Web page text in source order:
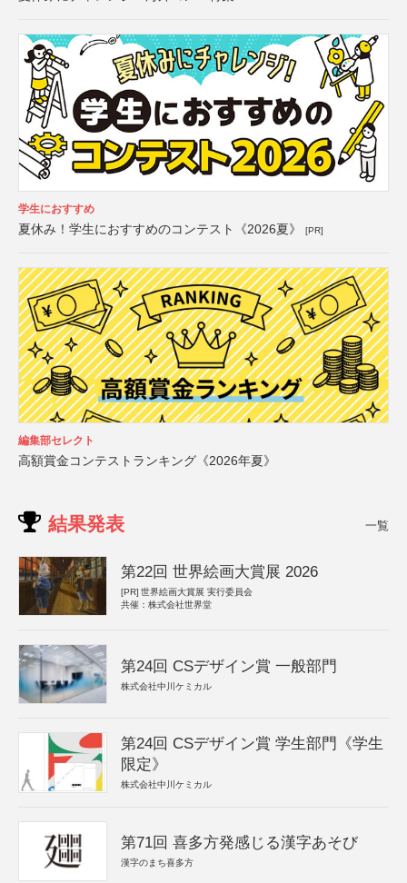
学生におすすめ
夏休み！学生におすすめのコンテスト《2026夏》 [PR]
編集部セレクト
高額賞金コンテストランキング《2026年夏》
結果発表 一覧
第22回 世界絵画大賞展 2026
[PR] 世界絵画大賞展 実行委員会
共催：株式会社世界堂
第24回 CSデザイン賞 一般部門
株式会社中川ケミカル
第24回 CSデザイン賞 学生部門《学生
限定》
株式会社中川ケミカル
第71回 喜多方発感じる漢字あそび
漢字のまち喜多方